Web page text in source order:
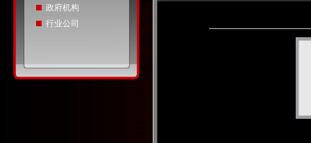
政府机构
行业公司